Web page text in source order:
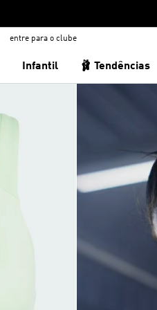
entre para o clube
Infantil 🩰 Tendências